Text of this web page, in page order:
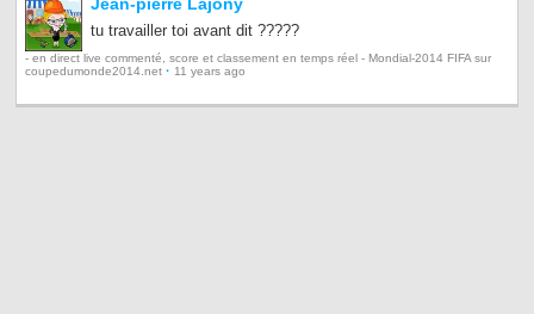
tu travailler toi avant dit ?????
- en direct live commenté, score et classement en temps réel - Mondial-2014 FIFA sur
coupedumonde2014.net · 11 years ago